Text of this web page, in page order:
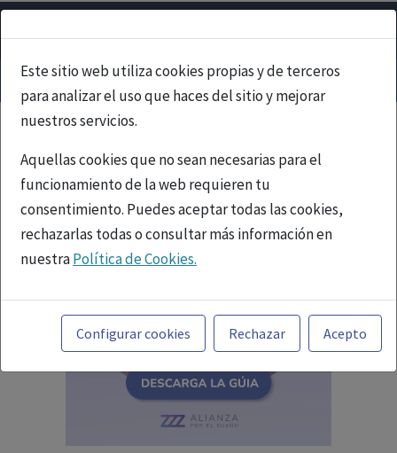
Este sitio web utiliza cookies propias y de terceros
para analizar el uso que haces del sitio y mejorar
nuestros servicios.
Aquellas cookies que no sean necesarias para el
funcionamiento de la web requieren tu
consentimiento. Puedes aceptar todas las cookies,
rechazarlas todas o consultar más información en
nuestraPolítica de Cookies.
Toda la información incluida en la Página Web está
referida a productos del mercado español y, por
tanto, dirigida a profesionales sanitarios legalmente
facultados para prescribir o dispensar medicamentos
con ejercicio profesional. La información técnica de los
fármacos se facilita a título meramente informativo,
Configurar cookies Rechazar Acepto